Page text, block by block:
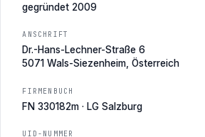
gegründet 2009
ANSCHRIFT
Dr.-Hans-Lechner-Straße 6
5071 Wals-Siezenheim, Österreich
FIRMENBUCH
FN 330182m · LG Salzburg
UID-NUMMER